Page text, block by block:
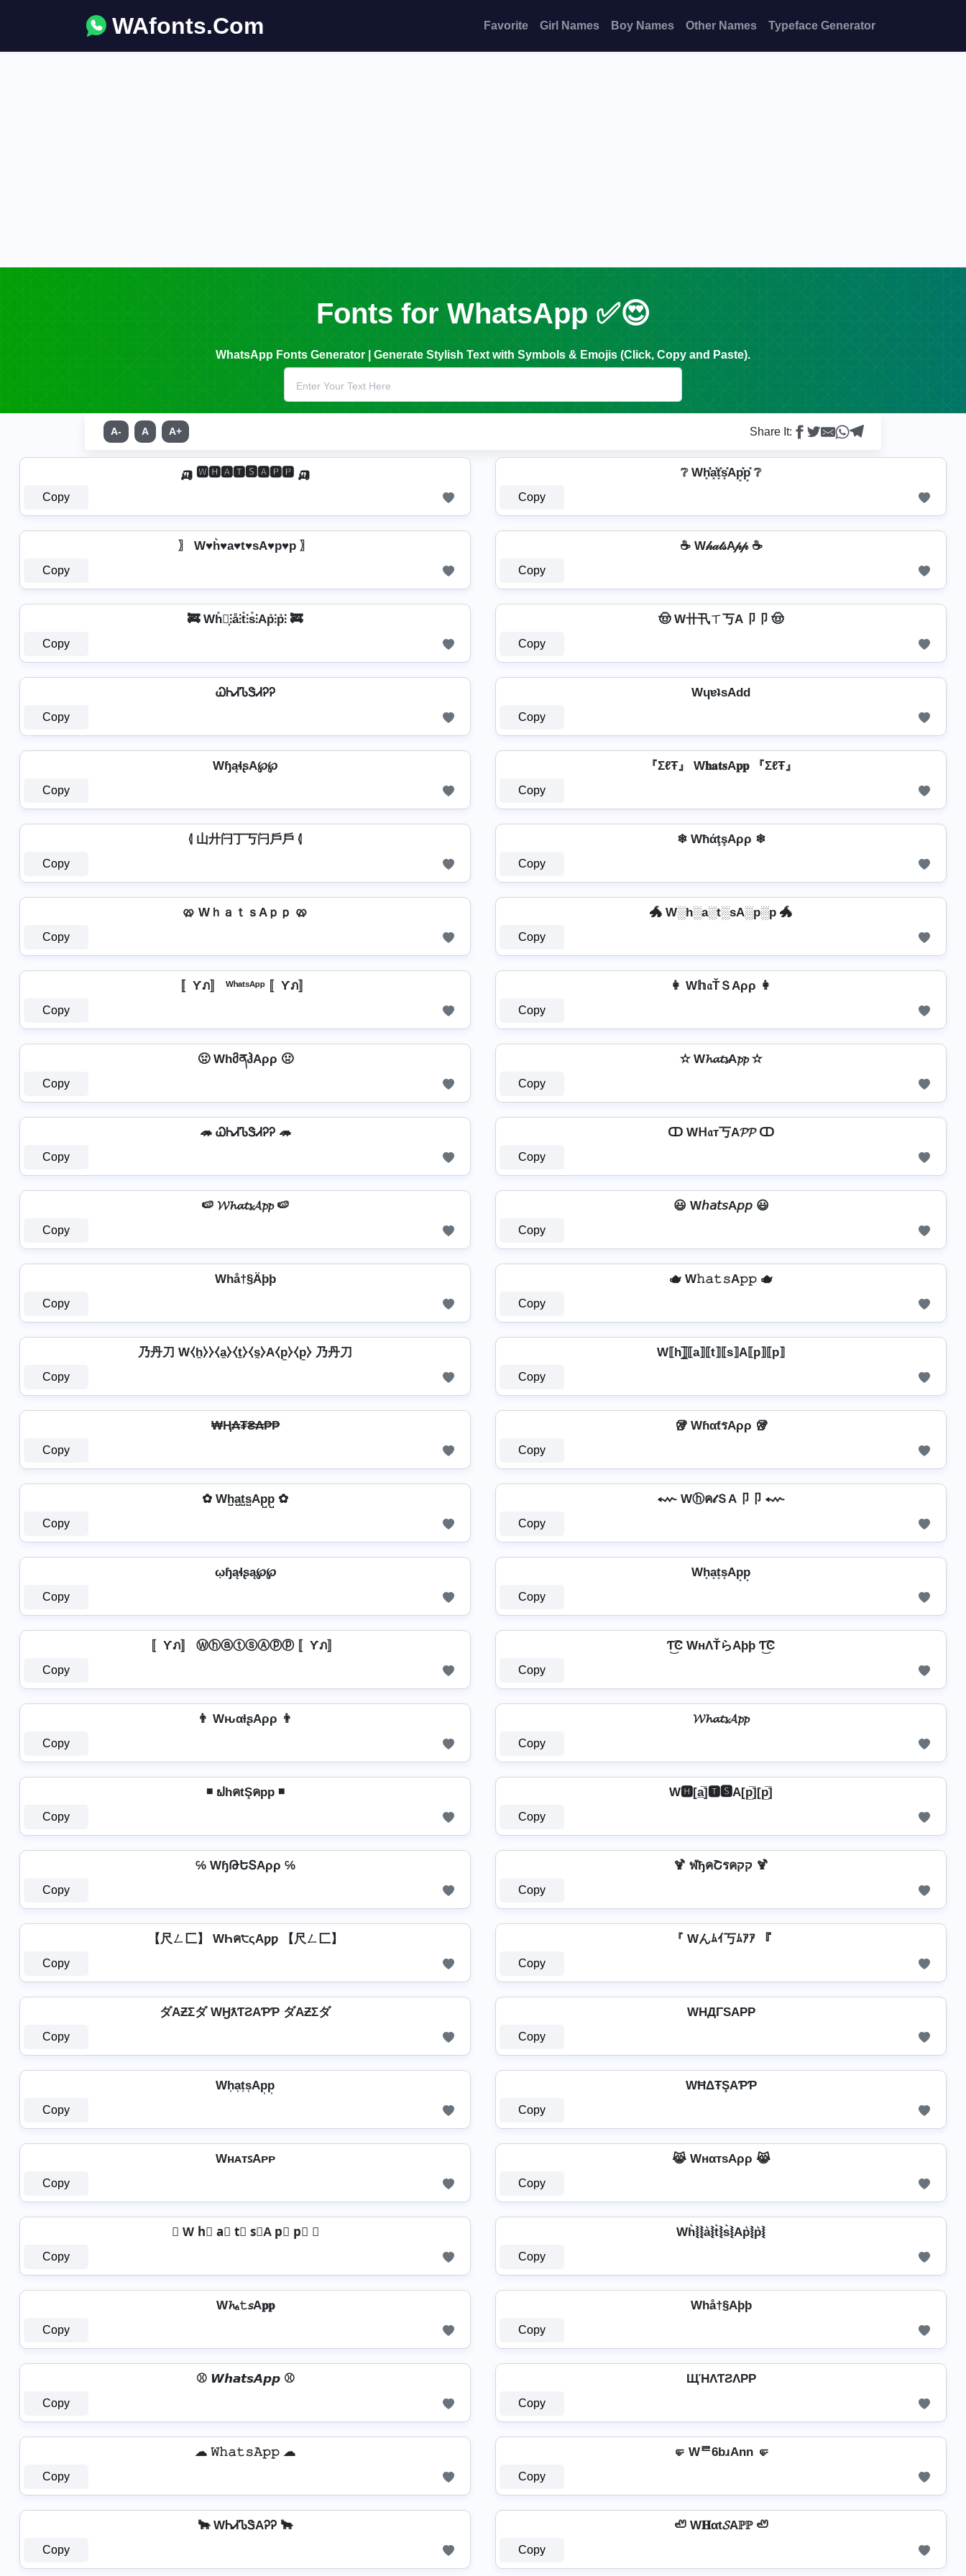
WAfonts.Com Favorite Girl Names Boy Names Other Names Typeface Generator
Fonts for WhatsApp ✅😍
WhatsApp Fonts Generator | Generate Stylish Text with Symbols & Emojis (Click, Copy and Paste).
A- A A+ Share It:
🛺 🆆🅷🅰🆃🆂🅰🅿🅿 🛺
Copy
❔ Wh͓̽̾a͓̽t͓̽s͓̽Ap͓̽p͓̽ ❔
Copy
〗 W♥h͛♥a♥t♥sA♥p♥p 〗
Copy
☕ W𝒽𝒶𝓉𝓈A𝓅𝓅 ☕
Copy
🚒 Wh̊⫶͎⫶å⫶t̊⫶s̊⫶Ap̊⫶p̊⫶ 🚒
Copy
🤠 W卄卂ㄒ丂A卩卩 🤠
Copy
ᏇᏂᏗᏖᏕᏗᎮᎮ
Copy
WɥɐʇsAdd
Copy
WɧąɬʂA℘℘
Copy
『ΣℓŦ』 W𝐡𝐚𝐭𝐬A𝐩𝐩 『ΣℓŦ』
Copy
⦉ 山廾闩丁丂闩戶戶 ⦉
Copy
❄ WħάţşAρρ ❄
Copy
🥨 WｈａｔｓAｐｐ 🥨
Copy
🐲 W░h░a░t░sA░p░p 🐲
Copy
〚Ƴภ〛 ᵂʰᵃᵗˢᴬᵖᵖ 〚Ƴภ〛
Copy
👩 W𝕙𝔞ŤＳAρρ 👩
Copy
🤢 WhმནჰAρρ 🤢
Copy
✫ W𝓱𝓪𝓽𝓼A𝓹𝓹 ✫
Copy
🦔 ᏇᏂᏗᏖᏕᏗᎮᎮ 🦔
Copy
ↀ Wᕼ𝔞т丂A𝓟𝓟 ↀ
Copy
🍉 𝓦𝓱𝓪𝓽𝓼𝓐𝓹𝓹 🍉
Copy
😃 W𝘩𝘢𝘵𝘴A𝘱𝘱 😃
Copy
Whå†§Äþþ
Copy
🫖 W𝚑𝚊𝚝𝚜A𝚙𝚙 🫖
Copy
乃丹刀 W⧼h̼⧽⧽⧼a̼⧽⧼t̼⧽⧼s̼⧽A⧼p̼⧽⧼p̼⧽ 乃丹刀
Copy
W⟦h⟧̲̅⟦a⟧⟦t⟧⟦s⟧A⟦p⟧⟦p⟧
Copy
₩Ⱨ₳₮₴₳₱₱
Copy
🥡 WɦαƭรAρρ 🥡
Copy
✿ Wh̺a̺t̺s̺Ap̺p̺ ✿
Copy
⬳ Wⓗค𝓉ＳA卩卩 ⬳
Copy
ῳɧąɬʂą℘℘
Copy
Wh͙a͙t͙s͙Ap͙p͙
Copy
〚Ƴภ〛 ⓌⓗⓐⓣⓢⒶⓟⓟ 〚Ƴภ〛
Copy
Ƭ͜͡Ͼ WнΛŤらAþþ Ƭ͜͡Ͼ
Copy
👨 WԋαƚʂAρρ 👨
Copy
𝓦𝓱𝓪𝓽𝓼𝓐𝓹𝓹
Copy
◾ ຟhคtŞคpp ◾
Copy
W🅷[a̲̅]🆃🆂A[p̲̅][p̲̅]
Copy
℅ WɧԹԵՏAρρ ℅
Copy
🍹 ฬђคՇรคקק 🍹
Copy
【尺ㄥ匚】 WҺค੮ςAƿƿ 【尺ㄥ匚】
Copy
『 Wんﾑｲ丂ﾑｱｱ 『
Copy
ダAƵΣダ WӇƛƬƧAƤƤ ダAƵΣダ
Copy
WHДΓSAPP
Copy
Wh͎a͎t͎s͎Ap͎p͎
Copy
WĦΔŦŞAƤƤ
Copy
WʜᴀᴛꜱAᴘᴘ
Copy
😹 WнαтѕAρρ 😹
Copy
☆ W h⃣ a⃣ t⃣ s⃣A p⃣ p⃣ ☆
Copy
Wh͛⦚⦚a͛⦚t͛⦚s͛⦚Ap͛⦚p͛⦚
Copy
W𝓱ₐ𝚝𝘴A𝐩𝐩
Copy
Whå†§Aþþ
Copy
⚾ 𝙒𝙝𝙖𝙩𝙨𝘼𝙥𝙥 ⚾
Copy
ЩΉΛƬƧΛPP
Copy
☁ 𝚆𝚑𝚊𝚝𝚜𝙰𝚙𝚙 ☁
Copy
🤛 Wᄅ6bɹAnn 🤛
Copy
🐂 WᏂᏗᏖᏕAᎮᎮ 🐂
Copy
🦥 W𝐇αt𝓢Aℙℙ 🦥
Copy